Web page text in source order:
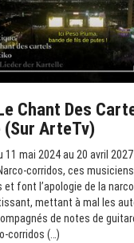
Chant Des
(sur ArteTv)
11 mai 2024 au 20 avril 2027
corridos, ces
et font l’apologie de la
mettant à mal les
de notes de
corridos (…)